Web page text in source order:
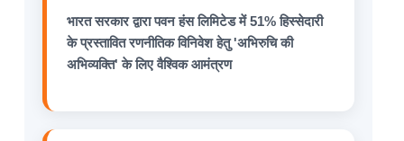
भारत सरकार द्वारा पवन हंस लिमिटेड में 51% हिस्सेदारी
के प्रस्तावित रणनीतिक विनिवेश हेतु 'अभिरुचि की
अभिव्यक्ति' के लिए वैश्विक आमंत्रण